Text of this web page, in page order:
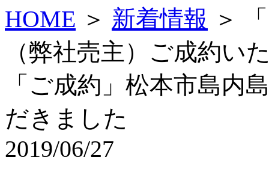
HOME ＞ 新着情報 ＞
（弊社売主）ご成約い
「ご成約」松本市島内
だきました
2019/06/27